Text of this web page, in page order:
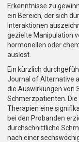
Erkenntnisse zu
ein Bereich, der sich
Interaktionen
gezielte Manipulation
hormonellen oder
auslöst.
Ein kürzlich
Journal of Alternative
die Auswirkungen von
Schmerzpatienten.
Therapien eine
bei den Probanden
durchschnittliche
nach einer